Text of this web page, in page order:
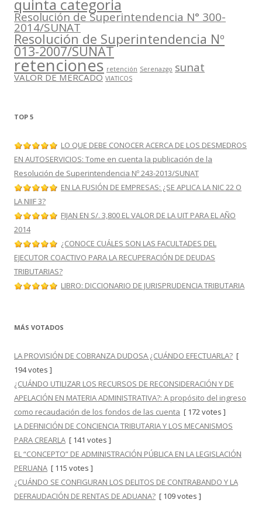
quinta categoria
Resolución de Superintendencia N° 300-
2014/SUNAT
Resolución de Superintendencia Nº
013-2007/SUNAT
retenciones retención Serenazgo sunat
VALOR DE MERCADO VIATICOS
TOP 5
LO QUE DEBE CONOCER ACERCA DE LOS DESMEDROS
EN AUTOSERVICIOS: Tome en cuenta la publicación de la
Resolución de Superintendencia Nº 243-2013/SUNAT
EN LA FUSIÓN DE EMPRESAS: ¿SE APLICA LA NIC 22 O
LA NIIF 3?
FIJAN EN S/. 3,800 EL VALOR DE LA UIT PARA EL AÑO
2014
¿CONOCE CUÁLES SON LAS FACULTADES DEL
EJECUTOR COACTIVO PARA LA RECUPERACIÓN DE DEUDAS
TRIBUTARIAS?
LIBRO: DICCIONARIO DE JURISPRUDENCIA TRIBUTARIA
MÁS VOTADOS
LA PROVISIÓN DE COBRANZA DUDOSA ¿CUÁNDO EFECTUARLA? [
194 votes ]
¿CUÁNDO UTILIZAR LOS RECURSOS DE RECONSIDERACIÓN Y DE
APELACIÓN EN MATERIA ADMINISTRATIVA?: A propósito del ingreso
como recaudación de los fondos de las cuenta [ 172 votes ]
LA DEFINICIÓN DE CONCIENCIA TRIBUTARIA Y LOS MECANISMOS
PARA CREARLA [ 141 votes ]
EL “CONCEPTO” DE ADMINISTRACIÓN PÚBLICA EN LA LEGISLACIÓN
PERUANA [ 115 votes ]
¿CUÁNDO SE CONFIGURAN LOS DELITOS DE CONTRABANDO Y LA
DEFRAUDACIÓN DE RENTAS DE ADUANA? [ 109 votes ]